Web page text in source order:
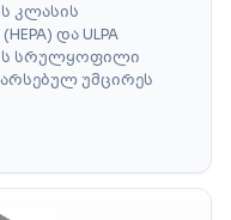
კლასის
და ULPA
სრულყოფილი
უმცირეს